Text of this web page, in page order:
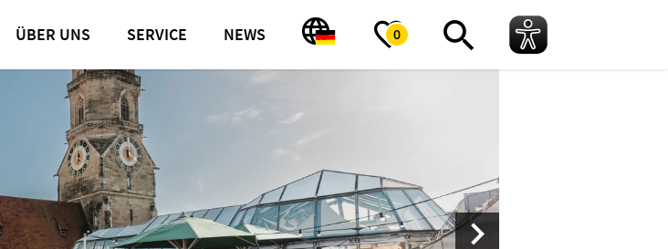
ÜBER UNS SERVICE NEWS 0